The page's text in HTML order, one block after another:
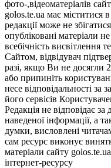
фото-,відеоматеріалів
golos.te.ua має міститися
редакції може не
опубліковані матеріали
всебічність висвітлення
Сайтом, відвідувач
разі, якщо Ви не досягли
або припиніть
несе відповідальності за
його сервісів
Редакція не відповідає за
наведеної інформації, а
думки, висловлені
сам ресурс виконує
матеріали сайту
інтернет-ресурсу